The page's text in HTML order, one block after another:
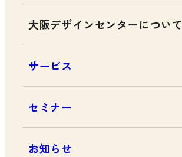
大阪デザインセンターについて
サービス
セミナー
お知らせ